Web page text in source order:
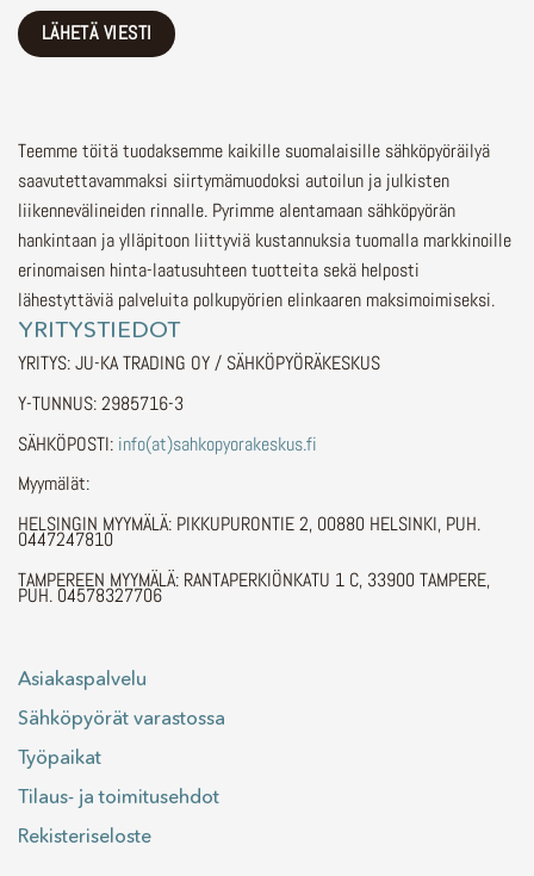
Teemme töitä tuodaksemme kaikille suomalaisille sähköpyöräilyä
saavutettavammaksi siirtymämuodoksi autoilun ja julkisten
liikennevälineiden rinnalle. Pyrimme alentamaan sähköpyörän
hankintaan ja ylläpitoon liittyviä kustannuksia tuomalla markkinoille
erinomaisen hinta-laatusuhteen tuotteita sekä helposti
lähestyttäviä palveluita polkupyörien elinkaaren maksimoimiseksi.
YRITYSTIEDOT
YRITYS: JU-KA TRADING OY / SÄHKÖPYÖRÄKESKUS
Y-TUNNUS: 2985716-3
SÄHKÖPOSTI: info(at)sahkopyorakeskus.fi
Myymälät:
HELSINGIN MYYMÄLÄ: PIKKUPURONTIE 2, 00880 HELSINKI, PUH.
0447247810
TAMPEREEN MYYMÄLÄ: RANTAPERKIÖNKATU 1 C, 33900 TAMPERE,
PUH. 04578327706
Asiakaspalvelu
Sähköpyörät varastossa
Työpaikat
Tilaus- ja toimitusehdot
Rekisteriseloste